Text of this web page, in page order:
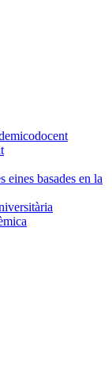
eines basades en la